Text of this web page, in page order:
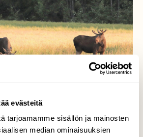
evästeitä
tarjoamamme sisällön ja mainosten
median ominaisuuksien